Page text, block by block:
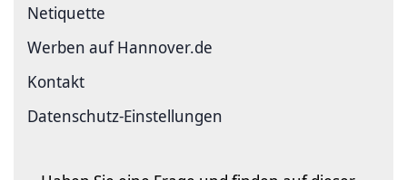
Netiquette
Werben auf Hannover.de
Kontakt
Datenschutz-Einstellungen